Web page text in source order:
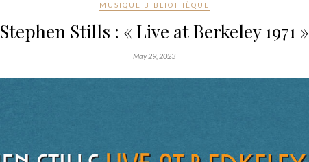
MUSIQUE BIBLIOTHÈQUE
Stephen Stills : « Live at Berkeley 1971 »
May 29, 2023